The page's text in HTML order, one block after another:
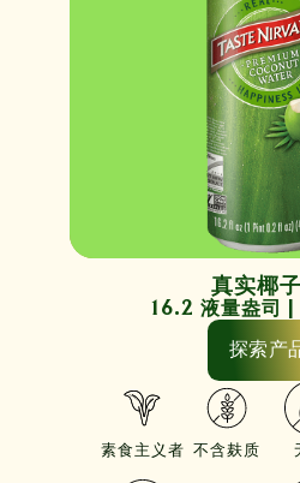
真实椰
16.2 液量盎司
探索产
素食主义者 不含麸质